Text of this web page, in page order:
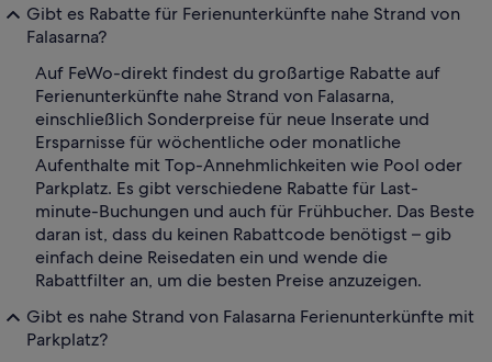
Gibt es Rabatte für Ferienunterkünfte nahe Strand von
Falasarna?
Auf FeWo-direkt findest du großartige Rabatte auf
Ferienunterkünfte nahe Strand von Falasarna,
einschließlich Sonderpreise für neue Inserate und
Ersparnisse für wöchentliche oder monatliche
Aufenthalte mit Top-Annehmlichkeiten wie Pool oder
Parkplatz. Es gibt verschiedene Rabatte für Last-
minute-Buchungen und auch für Frühbucher. Das Beste
daran ist, dass du keinen Rabattcode benötigst – gib
einfach deine Reisedaten ein und wende die
Rabattfilter an, um die besten Preise anzuzeigen.
Gibt es nahe Strand von Falasarna Ferienunterkünfte mit
Parkplatz?